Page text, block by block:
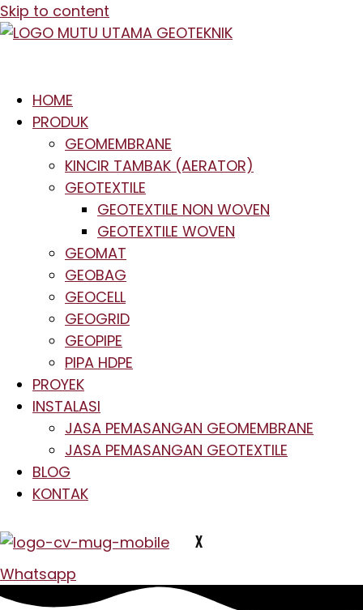
Skip to content
HOME
PRODUK
GEOMEMBRANE
KINCIR TAMBAK (AERATOR)
GEOTEXTILE
GEOTEXTILE NON WOVEN
GEOTEXTILE WOVEN
GEOMAT
GEOBAG
GEOCELL
GEOGRID
GEOPIPE
PIPA HDPE
PROYEK
INSTALASI
JASA PEMASANGAN GEOMEMBRANE
JASA PEMASANGAN GEOTEXTILE
BLOG
KONTAK
X
Whatsapp